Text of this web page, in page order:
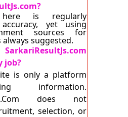
here is regularly
yet using
sources for
suggested.
job?
is only a platform
information.
does not
selection, or